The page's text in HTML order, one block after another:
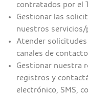
contratados por el
Gestionar las
nuestros
Atender
canales de
Gestionar nuestra
registros y
electrónico, SMS,